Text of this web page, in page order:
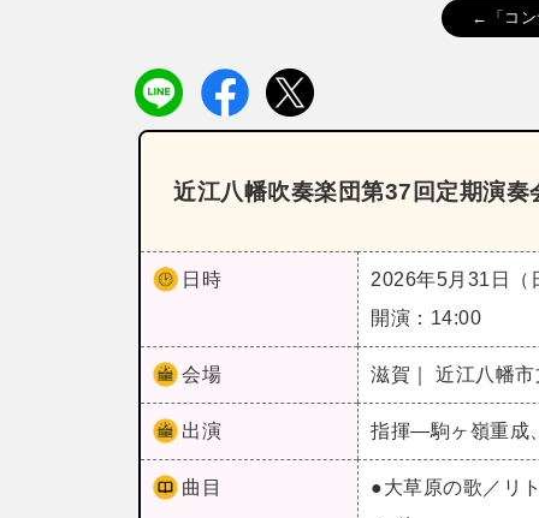
←「コン
近江八幡吹奏楽団第37回定期演奏
日時
2026年5月31日（
開演：14:00
会場 滋賀｜ 近江八幡
出演 指揮―駒ヶ嶺重成
曲目
●大草原の歌／リ